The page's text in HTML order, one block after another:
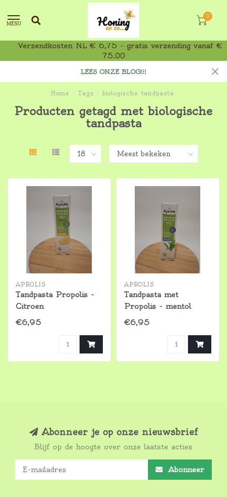
MENU
0
Verzendkosten NL € 6,75 - gratis verzending vanaf €
75,00
LEES ONZE BLOG!!!
Home / Tags / biologische tandpasta
Producten getagd met biologische
tandpasta
APROLIS
Tandpasta Propolis -
Citroen
€6,95
APROLIS
Tandpasta met
Propolis - mentol
€6,95
Abonneer je op onze nieuwsbrief
Blijf op de hoogte over onze laatste acties
Abonneer